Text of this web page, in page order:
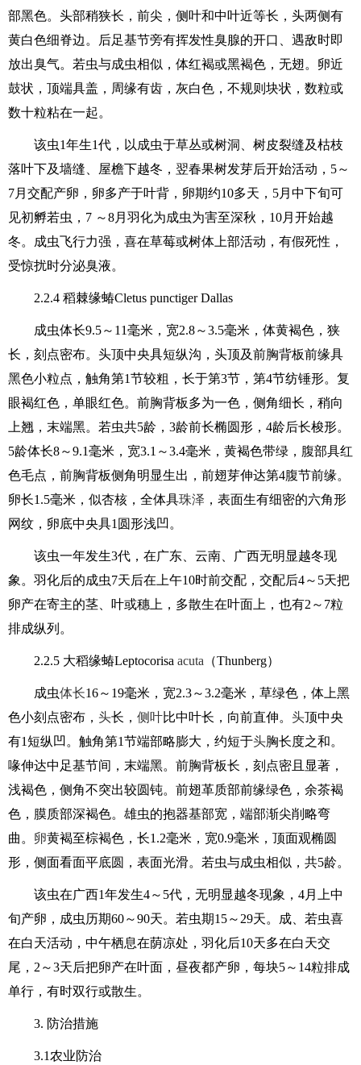
部黑色。头部稍狭长，前尖，侧叶和中叶近等长，头两侧有
黄白色细脊边。后足基节旁有挥发性臭腺的开口、遇敌时即
放出臭气。若虫与成虫相似，体红褐或黑褐色，无翅。卵近
鼓状，顶端具盖，周缘有齿，灰白色，不规则块状，数粒或
数十粒粘在一起。
该虫1年生1代，以成虫于草丛或树洞、树皮裂缝及枯枝
落叶下及墙缝、屋檐下越冬，翌春果树发芽后开始活动，5～
7月交配产卵，卵多产于叶背，卵期约10多天，5月中下旬可
见初孵若虫，7 ～8月羽化为成虫为害至深秋，10月开始越
冬。成虫飞行力强，喜在草莓或树体上部活动，有假死性，
受惊扰时分泌臭液。
2.2.4 稻棘缘蝽Cletus punctiger Dallas
成虫体长9.5～11毫米，宽2.8～3.5毫米，体黄褐色，狭
长，刻点密布。头顶中央具短纵沟，头顶及前胸背板前缘具
黑色小粒点，触角第1节较粗，长于第3节，第4节纺锤形。复
眼褐红色，单眼红色。前胸背板多为一色，侧角细长，稍向
上翘，末端黑。若虫共5龄，3龄前长椭圆形，4龄后长梭形。
5龄体长8～9.1毫米，宽3.1～3.4毫米，黄褐色带绿，腹部具红
色毛点，前胸背板侧角明显生出，前翅芽伸达第4腹节前缘。
卵长1.5毫米，似杏核，全体具珠泽 ，表面生有细密的六角形
网纹，卵底中央具1圆形浅凹。
该虫一年发生3代，在广东、云南、广西无明显越冬现
象。羽化后的成虫7天后在上午10时前交配，交配后4～5天把
卵产在寄主的茎、叶或穗上，多散生在叶面上，也有2～7粒
排成纵列。
2.2.5 大稻缘蝽Leptocorisa acuta （Thunberg）
成虫体长16～19毫米，宽2.3～3.2毫米，草绿色，体上黑
色小刻点密布， 头长， 侧叶比中叶长，向前直伸。 头顶中央
有1短纵凹。触角第1节端部略膨大，约短于头胸长度之和。
喙伸达中足基节间，末端黑。前胸背板长，刻点密且显著，
浅褐色，侧角不突出较圆钝。前翅革质部前缘绿色，余茶褐
色，膜质部深褐色。雄虫的抱器基部宽，端部渐尖削略弯
曲。 卵黄褐至棕褐色，长1.2毫米，宽0.9毫米，顶面观椭圆
形，侧面看面平底圆，表面光滑。若虫与成虫相似，共5龄。
该虫在广西1年发生4～5代，无明显越冬现象，4月上中
旬产卵，成虫历期60～90天。若虫期15～29天。成、若虫喜
在白天活动，中午栖息在荫凉处，羽化后10天多在白天交
尾，2～3天后把卵产在叶面，昼夜都产卵，每块5～14粒排成
单行，有时双行或散生。
3. 防治措施
3.1农业防治